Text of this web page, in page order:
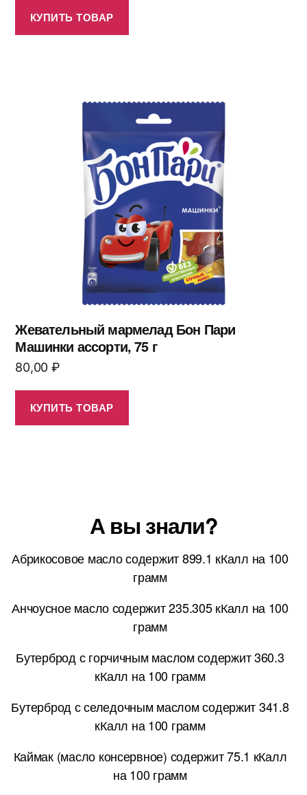
КУПИТЬ ТОВАР
Жевательный мармелад Бон Пари
Машинки ассорти, 75 г
80,00 ₽
КУПИТЬ ТОВАР
А вы знали?
Абрикосовое масло содержит 899.1 кКалл на 100
грамм
Анчоусное масло содержит 235.305 кКалл на 100
грамм
Бутерброд с горчичным маслом содержит 360.3
кКалл на 100 грамм
Бутерброд с селедочным маслом содержит 341.8
кКалл на 100 грамм
Каймак (масло консервное) содержит 75.1 кКалл
на 100 грамм